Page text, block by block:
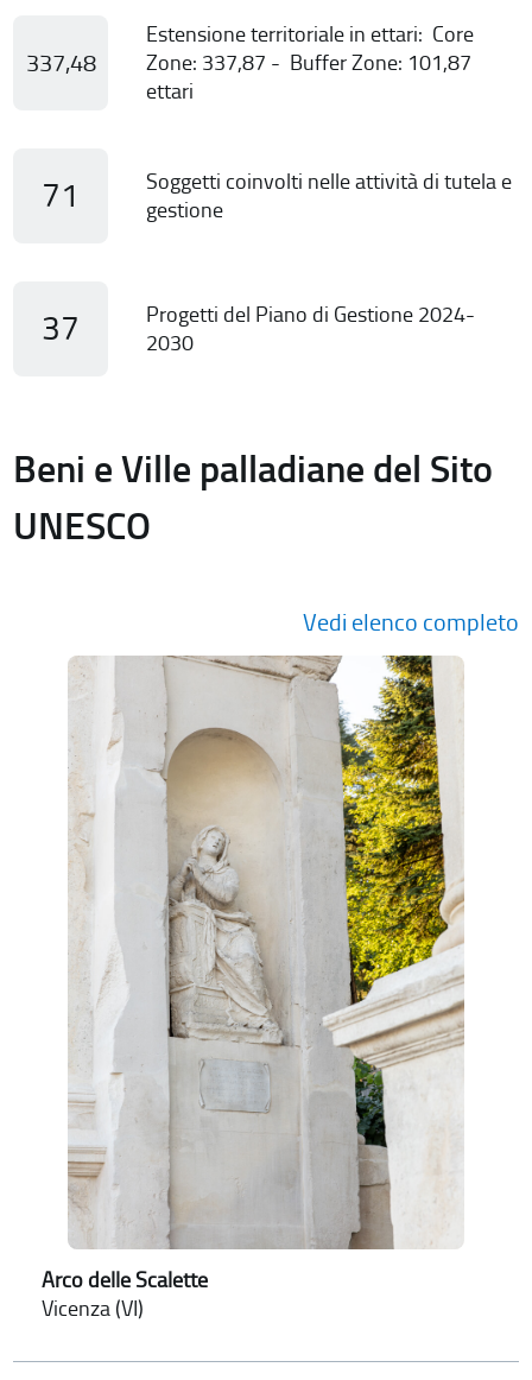
337,48
Estensione territoriale in ettari: Core
Zone: 337,87 - Buffer Zone: 101,87
ettari
71
Soggetti coinvolti nelle attività di tutela e
gestione
37
Progetti del Piano di Gestione 2024-
2030
Beni e Ville palladiane del Sito
UNESCO
Vedi elenco completo
Arco delle Scalette
Vicenza (VI)